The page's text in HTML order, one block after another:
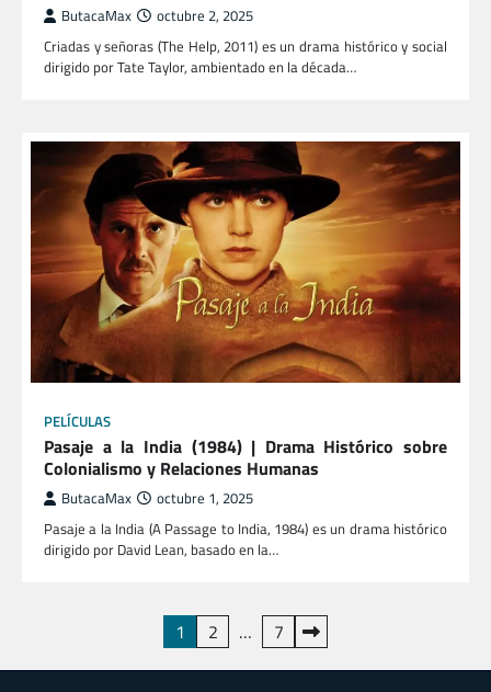
ButacaMax octubre 2, 2025
Criadas y señoras (The Help, 2011) es un drama histórico y social
dirigido por Tate Taylor, ambientado en la década…
PELÍCULAS
Pasaje a la India (1984) | Drama Histórico sobre
Colonialismo y Relaciones Humanas
ButacaMax octubre 1, 2025
Pasaje a la India (A Passage to India, 1984) es un drama histórico
dirigido por David Lean, basado en la…
de
1 2 … 7